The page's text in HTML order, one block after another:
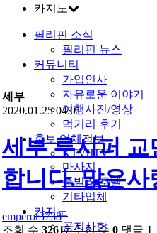
카지노
필리핀 소식
필리핀 뉴스
커뮤니티
가입인사
자유로운 이야기
여행사진/영상
먹거리 후기
홍보 업체정보
KTV/JTV
마사지
풀빌라/호텔
기타업체
카지노
공지사항
세부
2020.01.25 04:01
세부 루시퍼
합니다. 많은
emperor3738
조회 수 32617 추천 수 0 댓글 1